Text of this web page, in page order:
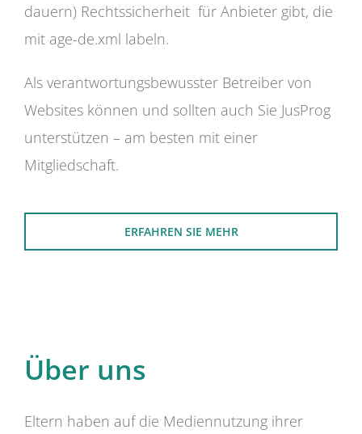
dauern) Rechtssicherheit für Anbieter gibt, die
mit age-de.xml labeln.
Als verantwortungsbewusster Betreiber von
Websites können und sollten auch Sie JusProg
unterstützen – am besten mit einer
Mitgliedschaft.
ERFAHREN SIE MEHR
Über uns
Eltern haben auf die Mediennutzung ihrer